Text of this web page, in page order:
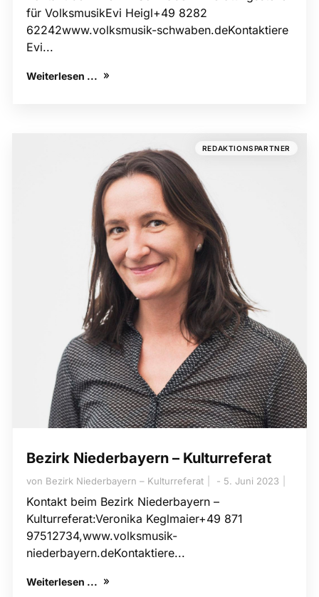
für VolksmusikEvi Heigl+49 8282
62242www.volksmusik-schwaben.deKontaktiere
Evi...
Weiterlesen ...
REDAKTIONSPARTNER
Bezirk Niederbayern – Kulturreferat
von Bezirk Niederbayern – Kulturreferat 5. Juni 2023
Kontakt beim Bezirk Niederbayern –
Kulturreferat:Veronika Keglmaier+49 871
97512734,www.volksmusik-
niederbayern.deKontaktiere...
Weiterlesen ...